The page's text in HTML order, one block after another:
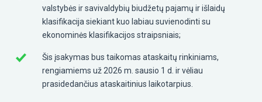
valstybės ir savivaldybių biudžetų pajamų ir išlaidų
klasifikacija siekiant kuo labiau suvienodinti su
ekonominės klasifikacijos straipsniais;
Šis įsakymas bus taikomas ataskaitų rinkiniams,
rengiamiems už 2026 m. sausio 1 d. ir vėliau
prasidedančius ataskaitinius laikotarpius.